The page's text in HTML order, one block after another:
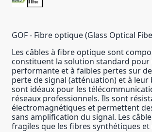
GOF - Fibre optique (Glass Optical
Les câbles à fibre optique sont
constituent la solution standard
performante et à faibles pertes sur
perte de signal (atténuation) et à leur
sont idéaux pour les
réseaux professionnels. Ils sont
électromagnétiques et permettent
sans amplification du signal. Les
fragiles que les fibres synthétiques